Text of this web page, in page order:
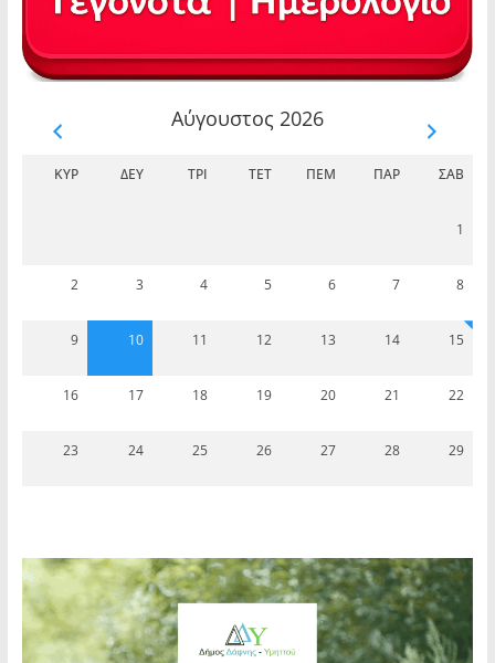
Αύγουστος 2026
ΚΥΡ ΔΕΥ ΤΡΊ ΤΕΤ ΠΈΜ ΠΑΡ ΣΆΒ
1
2 3 4 5 6 7 8
9 10 11 12 13 14 15
16 17 18 19 20 21 22
23 24 25 26 27 28 29